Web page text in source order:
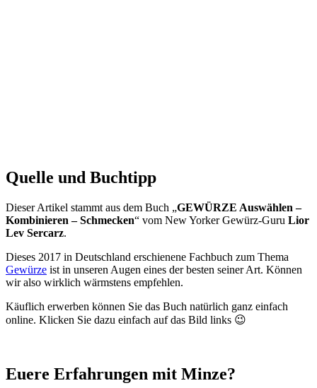
Quelle und Buchtipp
Dieser Artikel stammt aus dem Buch „GEWÜRZE Auswählen –
Kombinieren – Schmecken“ vom New Yorker Gewürz-Guru Lior
Lev Sercarz.
Dieses 2017 in Deutschland erschienene Fachbuch zum Thema
Gewürze ist in unseren Augen eines der besten seiner Art. Können
wir also wirklich wärmstens empfehlen.
Käuflich erwerben können Sie das Buch natürlich ganz einfach
online. Klicken Sie dazu einfach auf das Bild links 😉
Euere Erfahrungen mit Minze?